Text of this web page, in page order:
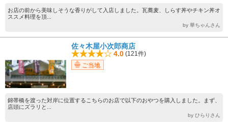
お店の前から美味しそうな香りがして入店しました。瓦蕎麦、しらす丼やチキン丼オ
ススメ料理を頂...
by 華ちゃんさん
佐々木屋小次郎商店
4.0 (121件)
ご当地
錦帯橋を渡った対岸に位置するこちらのお店で以下のおやつを購入しました。まず、
店頭にズラリと...
by ひらりさん